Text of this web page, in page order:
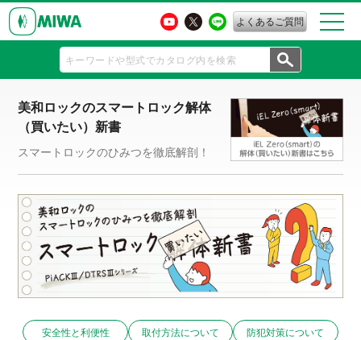
よくあるご質問
美和ロックのスマートロック解体
（買いたい）新書
スマートロックのひみつを徹底解剖！
安全性と利便性 取付方法について 防犯対策について